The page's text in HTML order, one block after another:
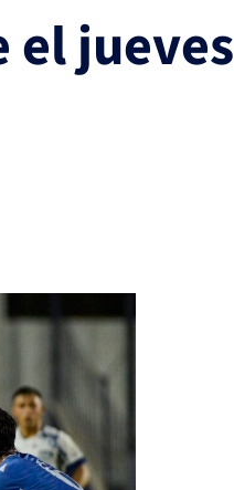
el jueves